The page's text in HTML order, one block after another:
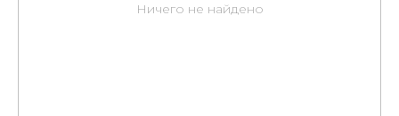
Ничего не найдено